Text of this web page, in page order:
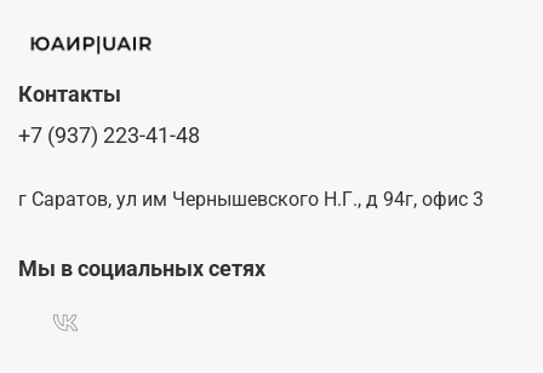
Контакты
+7 (937) 223-41-48
г Саратов, ул им Чернышевского Н.Г., д 94г, офис 3
Мы в социальных сетях